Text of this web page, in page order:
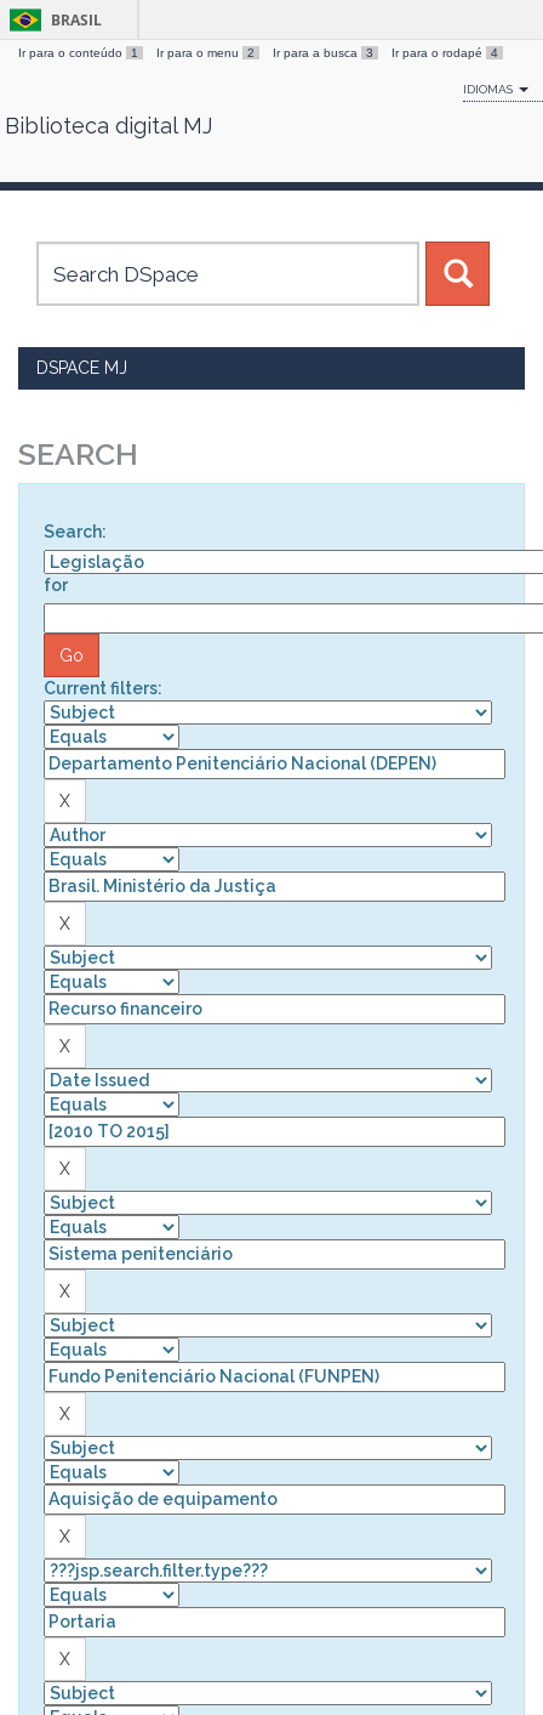
Skip
BRASIL
Ir para o conteúdo 1 Ir para o menu 2 Ir para a busca 3 Ir para o rodapé 4
IDIOMAS
Biblioteca digital MJ
DSPACE MJ
SEARCH
Search:
for
Current filters: